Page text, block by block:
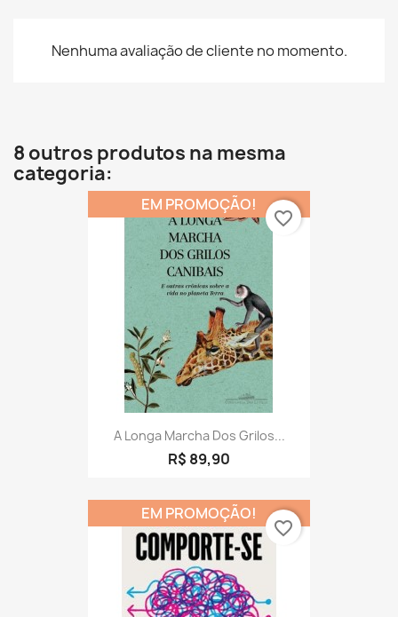
Nenhuma avaliação de cliente no momento.
8 outros produtos na mesma
categoria:
A Longa Marcha Dos Grilos...
R$ 89,90
EM PROMOÇÃO!
favorite_border
EM PROMOÇÃO!
favorite_border